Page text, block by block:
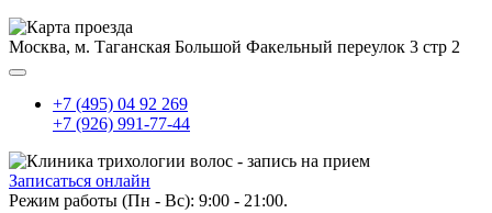
Москва, м. Таганская Большой Факельный переулок 3 стр 2
+7 (495) 04 92 269
+7 (926) 991-77-44
Записаться онлайн
Режим работы (Пн - Вс): 9:00 - 21:00.